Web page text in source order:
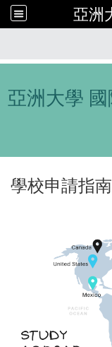
亞洲
亞洲大學
學校申請指南